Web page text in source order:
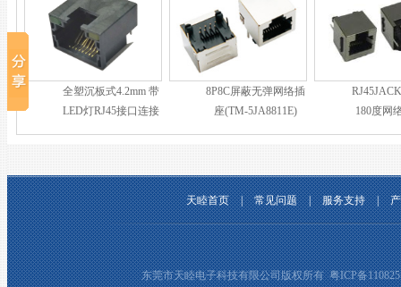
全塑沉板式4.2mm 带
LED灯RJ45接口连接
8P8C屏蔽无弹网络插
座(TM-5JA8811E)
180度网
天睦首页 | 常见问题 | 服务支持 |
东莞市天睦电子科技有限公司版权所有粤ICP备